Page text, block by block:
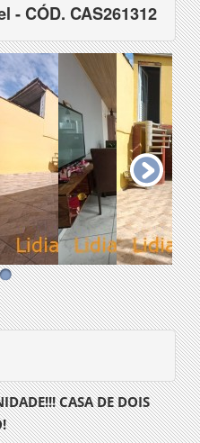
- CÓD. CAS261312
CASA DE DOIS